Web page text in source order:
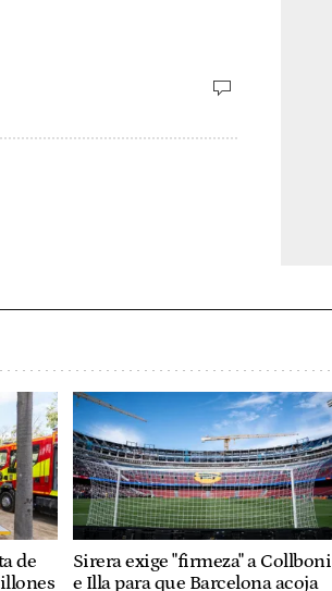
de
Sirera exige "firmeza" a Collboni
e Illa para que Barcelona acoja